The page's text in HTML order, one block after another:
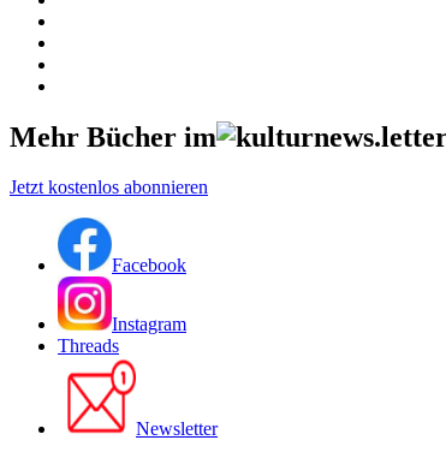
Mehr Bücher im
Jetzt kostenlos abonnieren
Facebook
Instagram
Threads
Newsletter